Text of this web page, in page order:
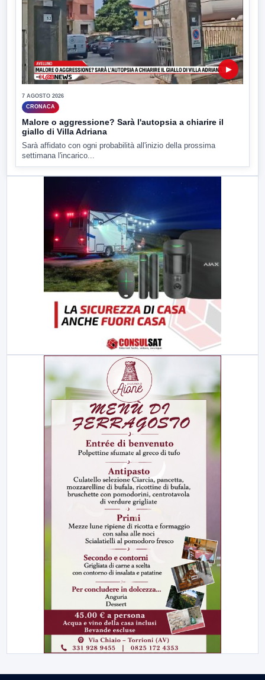
▶
7 AGOSTO 2026
CRONACA
Malore o aggressione? Sarà l'autopsia a chiarire il
giallo di Villa Adriana
Sarà affidato con ogni probabilità all'inizio della prossima
settimana l'incarico...